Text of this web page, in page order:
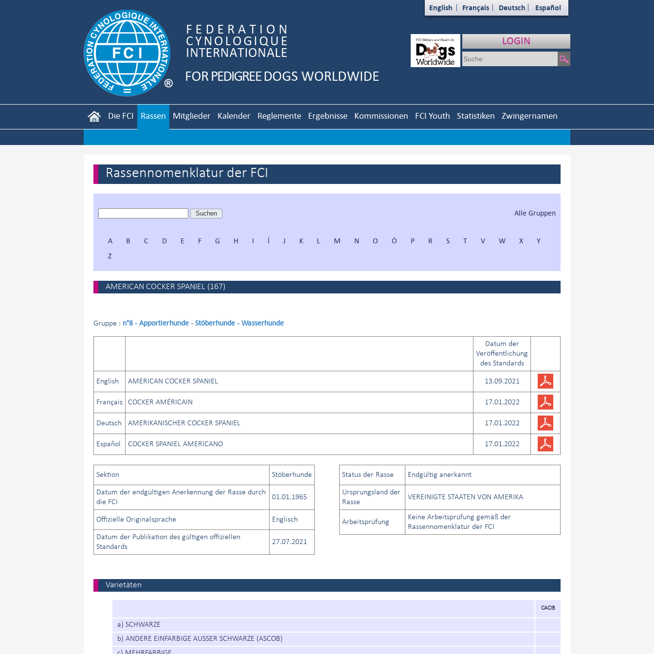
English Français Deutsch Español
LOGIN
Die FCI Rassen Mitglieder Kalender Reglemente Ergebnisse Kommissionen FCI Youth Statistiken Zwingernamen
Rassennomenklatur der FCI
Alle Gruppen
A B C D E F G H I Í J K L M N O Ö P R S T V W X
Y
Z
AMERICAN COCKER SPANIEL (167)
Gruppe : n°8 - Apportierhunde - Stöberhunde - Wasserhunde
Datum der
Veröffentlichung
des Standards
English AMERICAN COCKER SPANIEL 13.09.2021
Français COCKER AMÉRICAIN 17.01.2022
Deutsch AMERIKANISCHER COCKER SPANIEL 17.01.2022
Español COCKER SPANIEL AMERICANO 17.01.2022
Sektion Stöberhunde
Datum der endgültigen Anerkennung der Rasse durch
die FCI
01.01.1965
Offizielle Originalsprache Englisch
Datum der Publikation des gültigen offiziellen
Standards
27.07.2021
Status der Rasse Endgültig anerkannt
Ursprungsland der
Rasse
VEREINIGTE STAATEN VON AMERIKA
Arbeitsprüfung
Keine Arbeitsprüfung gemäß der
Rassennomenklatur der FCI
Varietäten
CACIB
a) SCHWARZE
b) ANDERE EINFARBIGE AUSSER SCHWARZE (ASCOB)